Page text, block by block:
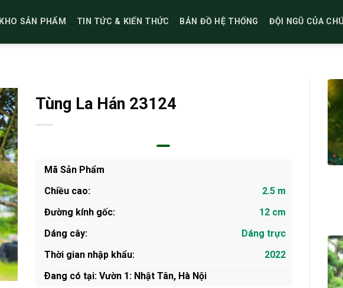
KHO SẢN PHẨM TIN TỨC & KIẾN THỨC BẢN ĐỒ HỆ THỐNG ĐỘI NGŨ CỦA
Tùng La Hán 23124
Mã Sản Phẩm
Chiều cao:
2.5 m
Đường kính gốc:
12 cm
Dáng cây:
Dáng trực
Thời gian nhập khẩu:
2022
Ðang có tại: Vườn 1: Nhật Tân, Hà Nội